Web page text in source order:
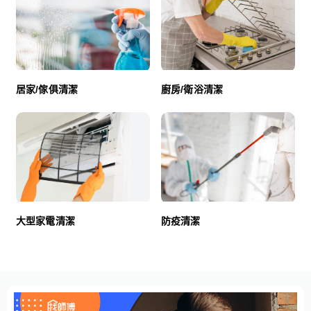
居家/傢俱清潔 廚房/衛浴清潔
大型家電清潔 防疫清潔